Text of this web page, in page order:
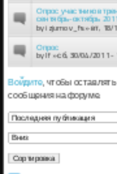
Опрос участников
сентябрь-октябрь
byizjumov_fs» вт, 18/
Опрос
bylf» сб, 30/04/2011 -
Войдите, чтобы
сообщения на форуме.
Сортировка по
Сортировка